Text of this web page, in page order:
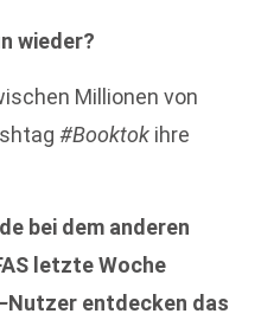
wieder?
Millionen von
#Booktok ihre
bei dem anderen
letzte Woche
Nutzer entdecken das